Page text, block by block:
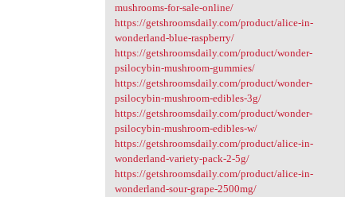
mushrooms-for-sale-online/
https://getshroomsdaily.com/product/alice-in-
wonderland-blue-raspberry/
https://getshroomsdaily.com/product/wonder-
psilocybin-mushroom-gummies/
https://getshroomsdaily.com/product/wonder-
psilocybin-mushroom-edibles-3g/
https://getshroomsdaily.com/product/wonder-
psilocybin-mushroom-edibles-w/
https://getshroomsdaily.com/product/alice-in-
wonderland-variety-pack-2-5g/
https://getshroomsdaily.com/product/alice-in-
wonderland-sour-grape-2500mg/